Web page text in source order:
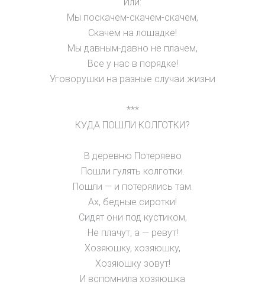
Мы поскачем-скачем-скачем,
Скачем на лошадке!
Мы давным-давно не плачем,
Все у нас в порядке!
Уговорушки на разные случаи жизни
***
КУДА ПОШЛИ КОЛГОТКИ?
В деревню Потеряево
Пошли гулять колготки.
Пошли — и потерялись там.
Ах, бедные сиротки!
Сидят они под кустиком,
Не плачут, а — ревут!
Хозяюшку, хозяюшку,
Хозяюшку зовут!
И вспомнила хозяюшка